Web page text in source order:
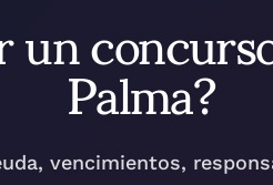
Palma?
vencimientos,